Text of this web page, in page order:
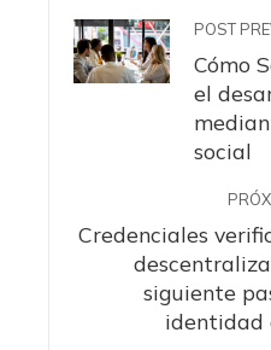
POST
Cómo
el
social
Credenciales
siguiente
identidad